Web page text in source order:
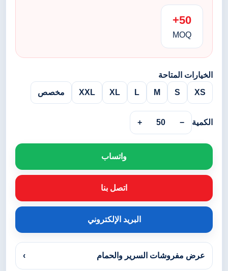
50+
MOQ
الخيارات المتاحة
XS
S
M
L
XL
XXL مخصص
الكمية −
50
+
واتساب
اتصل بنا
البريد الإلكتروني
عرض مفروشات السرير والحمام ›